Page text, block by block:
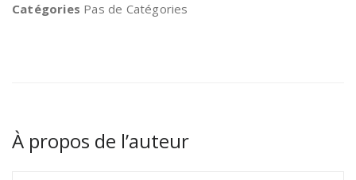
Catégories Pas de Catégories
À propos de l’auteur